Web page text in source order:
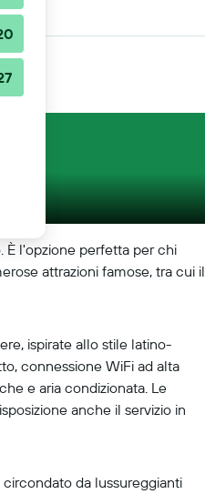
l'opzione perfetta per chi
attrazioni famose, tra cui il
ispirate allo stile latino-
connessione WiFi ad alta
e aria condizionata. Le
anche il servizio in
da lussureggianti